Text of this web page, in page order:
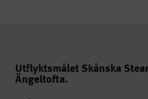
Utflyktsmålet Skånska
Ängeltofta.